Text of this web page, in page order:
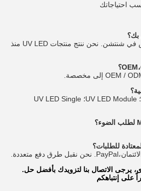
احتياجاتك
ج1:نعم! لدينا مصنعنا الخاص في شنتشن. نحن ننتج منتجات UV LED منذ
A3: UV LED Lamp Bead؛ UV LED Module؛ UV LED Single
يرجى الاتصال بنا لتزويدك بأفضل حل.
على إنتباهكم